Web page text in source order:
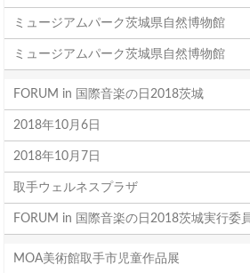
ミュージアムパーク茨城県自然博物館
ミュージアムパーク茨城県自然博物館
FORUM in 国際音楽の日2018茨城
2018年10月6日
2018年10月7日
取手ウェルネスプラザ
FORUM in 国際音楽の日2018茨城実行委
MOA美術館取手市児童作品展